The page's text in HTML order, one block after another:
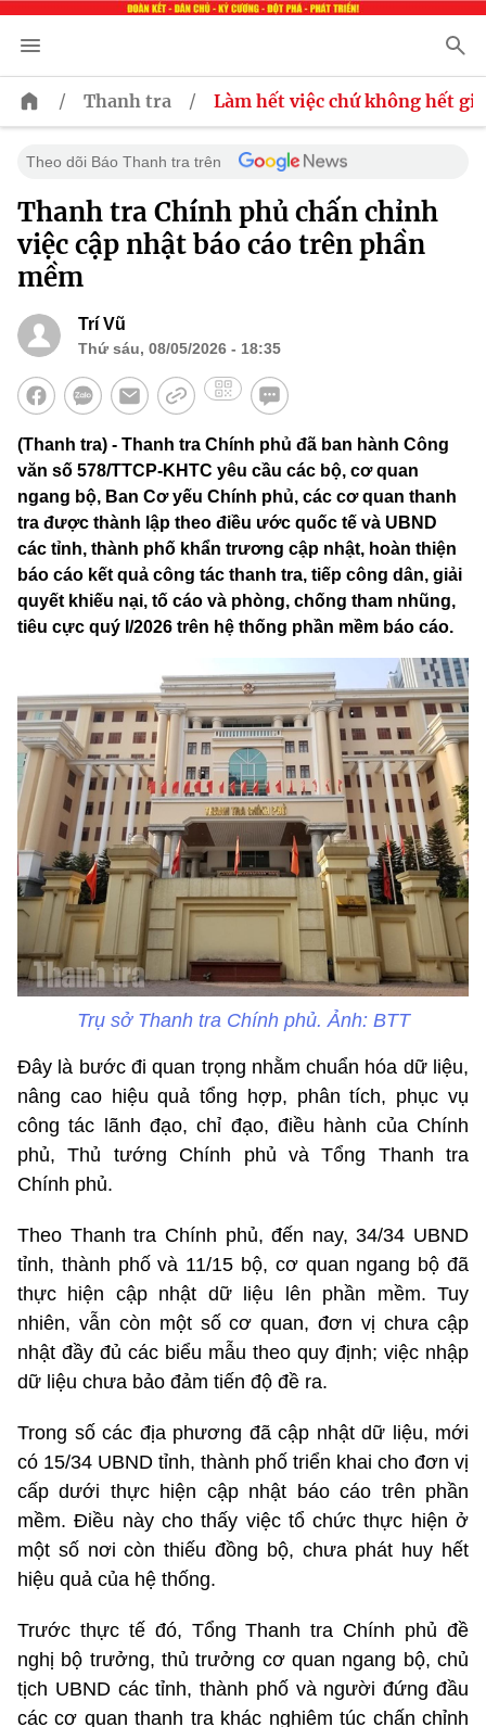
/ Thanh tra / Làm hết việc chứ không hết giờ
Theo dõi Báo Thanh tra trên
Thanh tra Chính phủ chấn chỉnh
việc cập nhật báo cáo trên phần
mềm
Trí Vũ
Thứ sáu, 08/05/2026 - 18:35
(Thanh tra) - Thanh tra Chính phủ đã ban hành Công
văn số 578/TTCP-KHTC yêu cầu các bộ, cơ quan
ngang bộ, Ban Cơ yếu Chính phủ, các cơ quan thanh
tra được thành lập theo điều ước quốc tế và UBND
các tỉnh, thành phố khẩn trương cập nhật, hoàn thiện
báo cáo kết quả công tác thanh tra, tiếp công dân, giải
quyết khiếu nại, tố cáo và phòng, chống tham nhũng,
tiêu cực quý I/2026 trên hệ thống phần mềm báo cáo.
Trụ sở Thanh tra Chính phủ. Ảnh: BTT
Đây là bước đi quan trọng nhằm chuẩn hóa dữ liệu,
nâng cao hiệu quả tổng hợp, phân tích, phục vụ
công tác lãnh đạo, chỉ đạo, điều hành của Chính
phủ, Thủ tướng Chính phủ và Tổng Thanh tra
Chính phủ.
Theo Thanh tra Chính phủ, đến nay, 34/34 UBND
tỉnh, thành phố và 11/15 bộ, cơ quan ngang bộ đã
thực hiện cập nhật dữ liệu lên phần mềm. Tuy
nhiên, vẫn còn một số cơ quan, đơn vị chưa cập
nhật đầy đủ các biểu mẫu theo quy định; việc nhập
dữ liệu chưa bảo đảm tiến độ đề ra.
Trong số các địa phương đã cập nhật dữ liệu, mới
có 15/34 UBND tỉnh, thành phố triển khai cho đơn vị
cấp dưới thực hiện cập nhật báo cáo trên phần
mềm. Điều này cho thấy việc tổ chức thực hiện ở
một số nơi còn thiếu đồng bộ, chưa phát huy hết
hiệu quả của hệ thống.
Trước thực tế đó, Tổng Thanh tra Chính phủ đề
nghị bộ trưởng, thủ trưởng cơ quan ngang bộ, chủ
tịch UBND các tỉnh, thành phố và người đứng đầu
các cơ quan thanh tra khác nghiêm túc chấn chỉnh